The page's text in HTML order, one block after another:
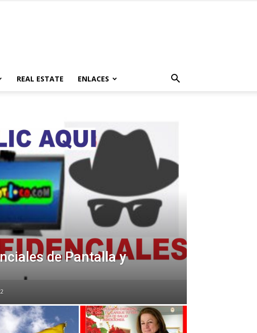
REAL ESTATE ENLACES
de Pantalla y